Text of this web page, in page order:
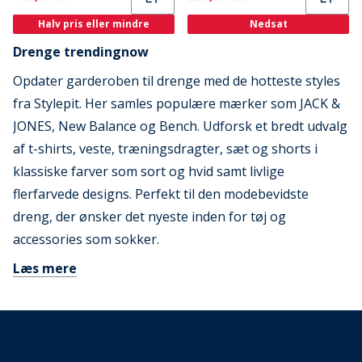
Halv pris eller mindre Nedsat
Drenge trendingnow
Opdater garderoben til drenge med de hotteste styles
fra Stylepit. Her samles populære mærker som JACK &
JONES, New Balance og Bench. Udforsk et bredt udvalg
af t-shirts, veste, træningsdragter, sæt og shorts i
klassiske farver som sort og hvid samt livlige
flerfarvede designs. Perfekt til den modebevidste
dreng, der ønsker det nyeste inden for tøj og
accessories som sokker.
Læs mere